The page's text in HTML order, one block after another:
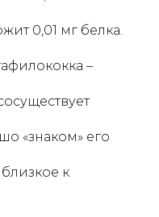
0,01 мг белка.
–
«знаком» его
к